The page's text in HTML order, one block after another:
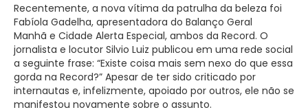
Recentemente, a nova vítima da patrulha da beleza foi
Fabíola Gadelha, apresentadora do Balanço Geral
Manhã e Cidade Alerta Especial, ambos da Record. O
jornalista e locutor Silvio Luiz publicou em uma rede social
a seguinte frase: “Existe coisa mais sem nexo do que essa
gorda na Record?” Apesar de ter sido criticado por
internautas e, infelizmente, apoiado por outros, ele não se
manifestou novamente sobre o assunto.